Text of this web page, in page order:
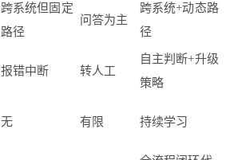
跨系统但固定
路径
问答为主
跨系统+动态路
径
报错中断 转人工
自主判断+升级
策略
无 有限 持续学习